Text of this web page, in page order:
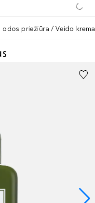
odos priežiūra Veido